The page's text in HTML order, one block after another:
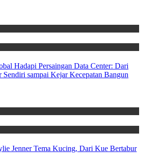
Hadapi Persaingan Data Center: Dari
sampai Kejar Kecepatan Bangun
Jenner Tema Kucing, Dari Kue Bertabur